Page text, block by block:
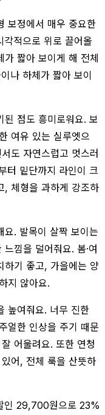
보정에서 매우 중요한
각적으로 위로 끌어올
가 짧아 보이게 해 전체
나 하체가 짧아 보이
된 점도 흥미로워요. 보
여유 있는 실루엣으
도 자연스럽고 멋스러
터 밑단까지 라인이 크
, 체형을 과하게 강조하
. 발목이 살짝 보이는
낌을 덜어줘요. 봄·여
하기 좋고, 가을에는 양
지 않아요.
높여줘요. 너무 진한
얼한 인상을 주기 때문
어울려요. 또한 연청
어, 전체 룩을 산뜻하
인 29,700원으로 23%